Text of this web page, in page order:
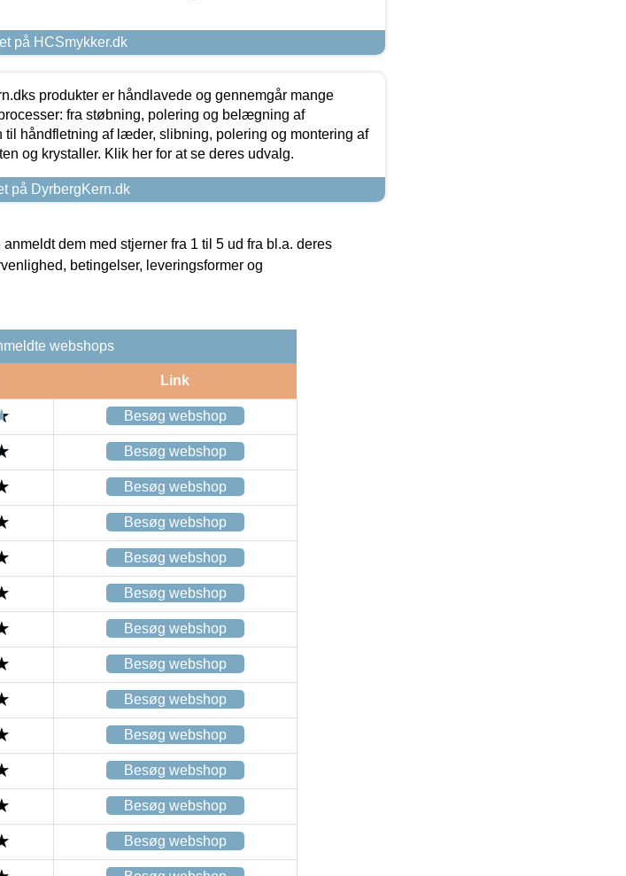
på HCSmykker.dk
produkter er håndlavede og gennemgår mange
fra støbning, polering og belægning af
til håndfletning af læder, slibning, polering og montering af
og krystaller. Klik her for at se deres udvalg.
på DyrbergKern.dk
dem med stjerner fra 1 til 5 ud fra bl.a. deres
betingelser, leveringsformer og
webshops
Link
Besøg webshop
Besøg webshop
Besøg webshop
Besøg webshop
Besøg webshop
Besøg webshop
Besøg webshop
Besøg webshop
Besøg webshop
Besøg webshop
Besøg webshop
Besøg webshop
Besøg webshop